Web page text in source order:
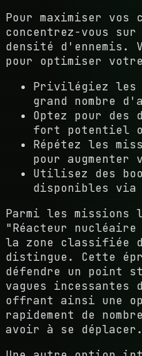
Pour maximiser vos
concentrez-vous
densité d'ennemis.
pour optimiser
Privilégiez les
grand nombre
Optez pour des
fort potentiel
Répétez les
pour augmenter
Utilisez des
disponibles via
Parmi les
"Réacteur
la zone classifiée
distingue. Cette
défendre un point
vagues incessantes
offrant ainsi une
rapidement de
avoir à se déplacer.